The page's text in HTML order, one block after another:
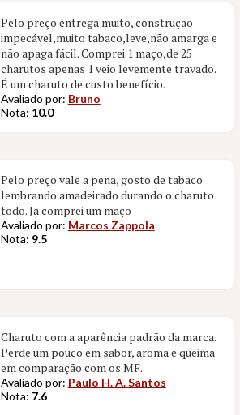
Pelo preço entrega muito, construção
impecável,muito tabaco,leve,não amarga e
não apaga fácil. Comprei 1 maço,de 25
charutos apenas 1 veio levemente travado.
É um charuto de custo benefício.
Avaliado por: Bruno
Nota: 10.0
Pelo preço vale a pena, gosto de tabaco
lembrando amadeirado durando o charuto
todo. Ja comprei um maço
Avaliado por: Marcos Zappola
Nota: 9.5
Charuto com a aparência padrão da marca.
Perde um pouco em sabor, aroma e queima
em comparação com os MF.
Avaliado por: Paulo H. A. Santos
Nota: 7.6